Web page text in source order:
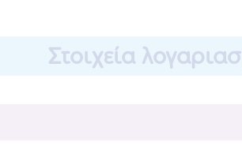
Στοιχεία